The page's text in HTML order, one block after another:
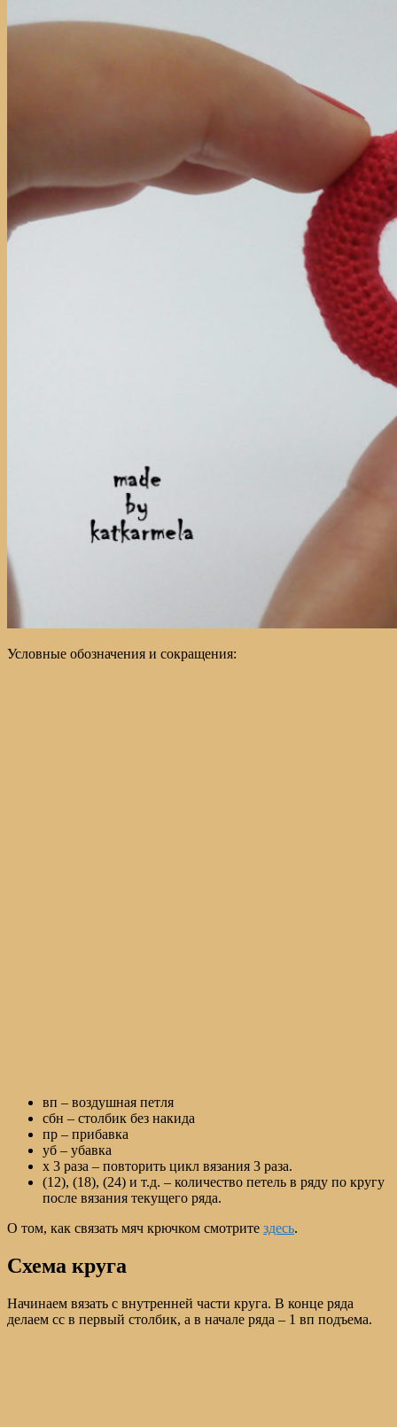
Условные обозначения и сокращения:
вп – воздушная петля
сбн – столбик без накида
пр – прибавка
уб – убавка
х 3 раза – повторить цикл вязания 3 раза.
(12), (18), (24) и т.д. – количество петель в ряду по кругу
после вязания текущего ряда.
О том, как связать мяч крючком смотрите здесь.
Схема круга
Начинаем вязать с внутренней части круга. В конце ряда
делаем сс в первый столбик, а в начале ряда – 1 вп подъема.